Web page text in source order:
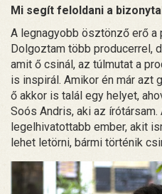
Mi segít feloldani a
A legnagyobb ösztönző erő a
Dolgoztam több producerrel,
amit ő csinál, az túlmutat a
is inspirál. Amikor én már azt
ő akkor is talál egy helyet,
Soós Andris, aki az
legelhivatottabb ember, akit
lehet letörni, bármi történik